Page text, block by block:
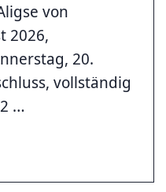
von
2026,
20.
vollständig
…